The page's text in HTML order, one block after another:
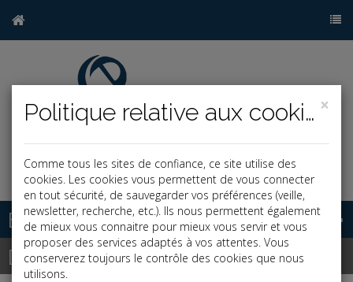
Base documentaire
Dépêches
×
Politique relative aux cookies
Comme tous les sites de confiance, ce site utilise des
cookies. Les cookies vous permettent de vous connecter
en tout sécurité, de sauvegarder vos préférences (veille,
newsletter, recherche, etc.). Ils nous permettent également
de mieux vous connaitre pour mieux vous servir et vous
proposer des services adaptés à vos attentes. Vous
conserverez toujours le contrôle des cookies que nous
utilisons.